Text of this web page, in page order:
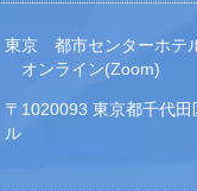
東京 都市センターホ
オンライン(Zoom)
〒1020093 東京都千代
ル